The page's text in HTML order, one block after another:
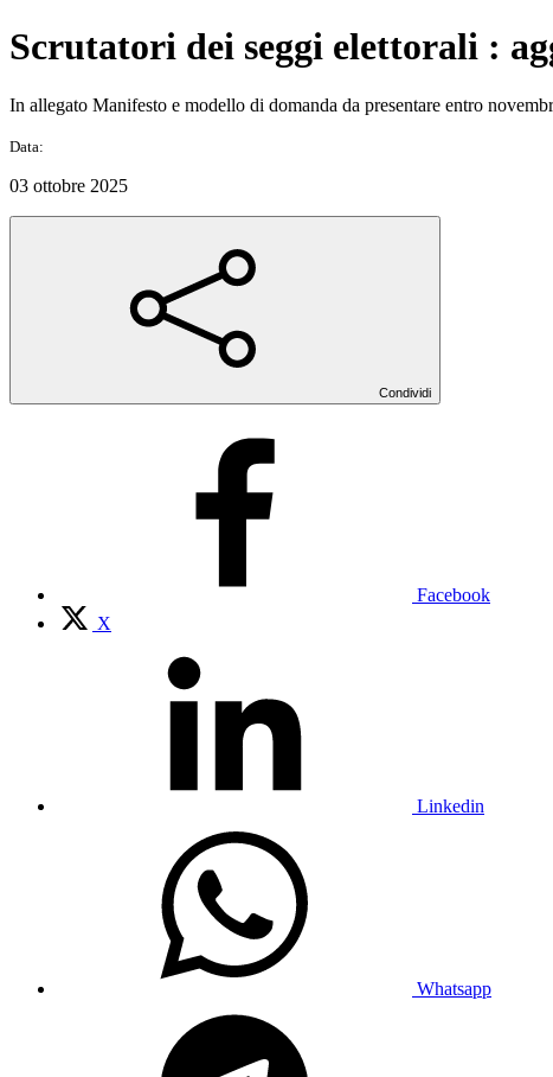
Scrutatori dei seggi elettorali :
In allegato Manifesto e modello di domanda da presentare entro
Data:
03 ottobre 2025
Condividi
Facebook
X
Linkedin
Whatsapp